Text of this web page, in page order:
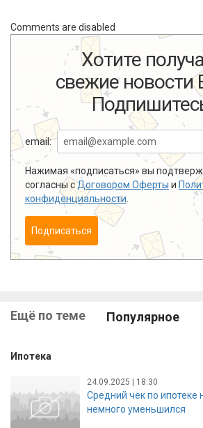
Comments are disabled
Хотите
свежие новости
email:
Нажимая «подписаться» вы
согласны сДоговором Оферты и
конфиденциальности
Подписаться
Ещё по теме Популярное
Ипотека
24.09.2025 | 18:30
Средний чек по ипотеке
немного уменьшился